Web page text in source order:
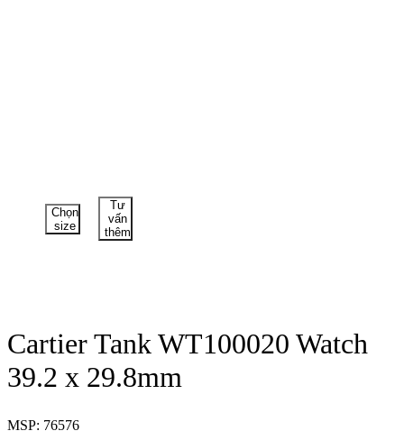
Chọn
size
Tư
vấn
thêm
Cartier Tank WT100020 Watch
39.2 x 29.8mm
MSP: 76576